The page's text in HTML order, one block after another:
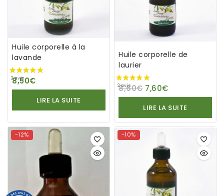
1 avis
Huile corporelle à la
lavande
8,50€
LIRE LA SUITE
Huile corporelle de
laurier
8,60€ 7,60€
LIRE LA SUITE
-12% -10%